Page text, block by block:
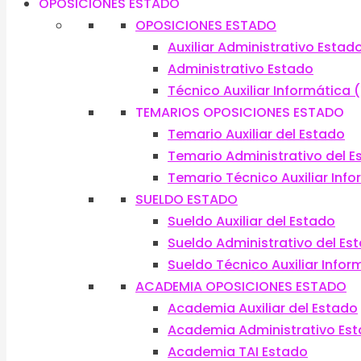
OPOSICIONES ESTADO
Auxiliar Administrativo
Administrativo Estado
Técnico Auxiliar Informática
TEMARIOS OPOSICIONES ESTADO
Temario Auxiliar del Estado
Temario Administrativo del
Temario Técnico Auxiliar
SUELDO ESTADO
Sueldo Auxiliar del Estado
Sueldo Administrativo del
Sueldo Técnico Auxiliar
ACADEMIA OPOSICIONES ESTADO
Academia Auxiliar del Estado
Academia Administrativo
Academia TAI Estado